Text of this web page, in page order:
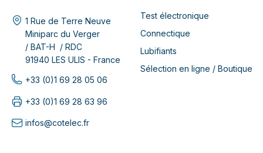
1 Rue de Terre Neuve
Miniparc du Verger
/ BAT-H / RDC
91940 LES ULIS - France
+33 (0)1 69 28 05 06
+33 (0)1 69 28 63 96
infos@cotelec.fr
Test électronique
Connectique
Lubifiants
Sélection en ligne / Boutique